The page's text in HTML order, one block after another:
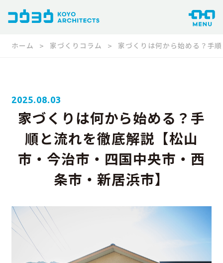
ホーム 家づくりコラム 家づくりは何から始める？手
家づくりは何から始める？手
順と流れを徹底解説【松山
市・今治市・四国中央市・西
条市・新居浜市】
2025.08.03